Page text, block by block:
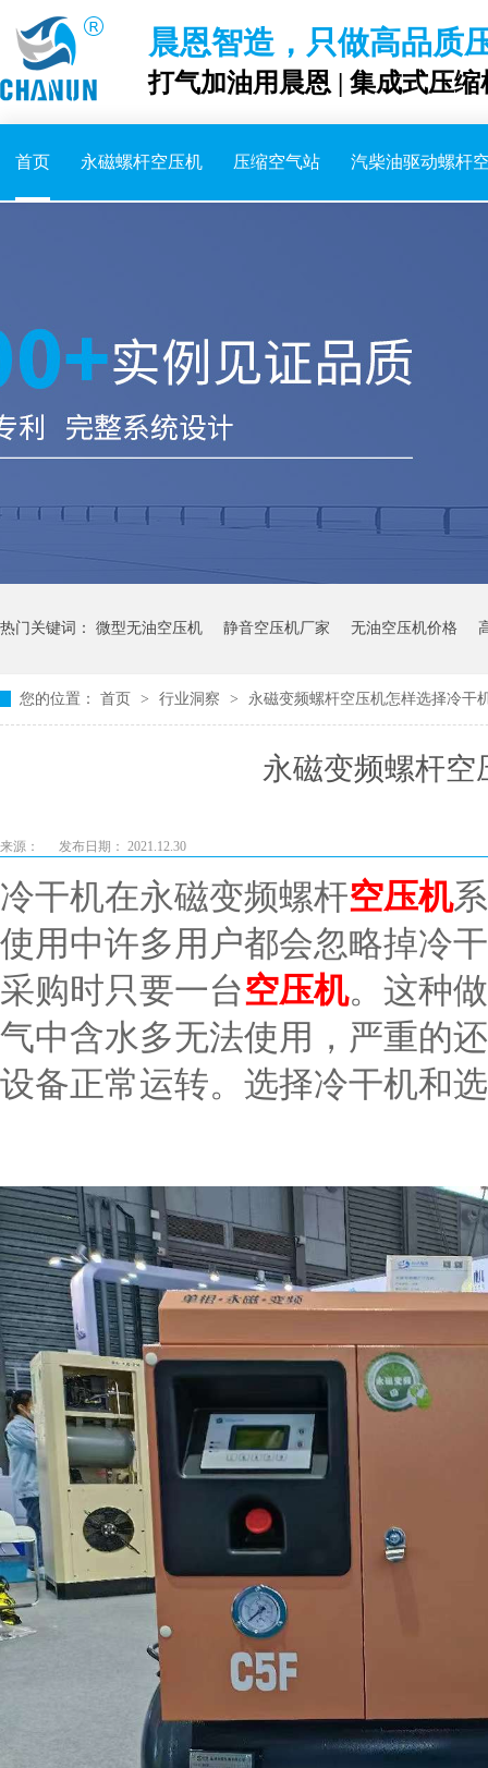
晨恩智造，只做高品质
打气加油用晨恩 | 集成式压
首页 永磁螺杆空压机 压缩空气站 汽柴油驱动螺杆
热门关键词： 微型无油空压机 静音空压机厂家 无油空压机价格
您的位置： 首页 > 行业洞察 > 永磁变频螺杆空压机怎样选择冷干
永磁变频螺杆空
来源： 发布日期： 2021.12.30
冷干机在永磁变频螺杆空压机
使用中许多用户都会忽略掉冷
采购时只要一台空压机。这种
气中含水多无法使用，严重的
设备正常运转。选择冷干机和